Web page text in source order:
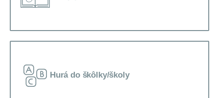
Hurá do škôlky/školy